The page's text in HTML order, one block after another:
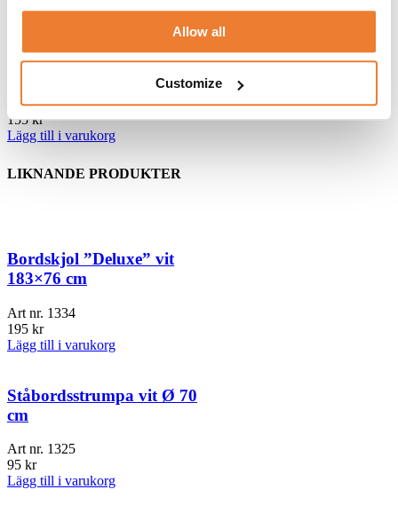
Allow all
Customize
Bankettbord Ø 180 cm
Art nr.1400
155kr
Lägg till i varukorg
LIKNANDE PRODUKTER
Bordskjol ”Deluxe” vit
183×76 cm
Art nr. 1334
195 kr
Lägg till i varukorg
Ståbordsstrumpa vit Ø 70
cm
Art nr. 1325
95 kr
Lägg till i varukorg